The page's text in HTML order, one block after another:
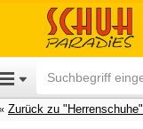
Zurück zu "Herrenschuhe"